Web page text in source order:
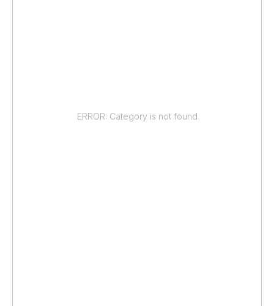
ERROR: Category is not found